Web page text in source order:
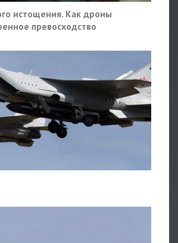
истощения. Как дроны
превосходство